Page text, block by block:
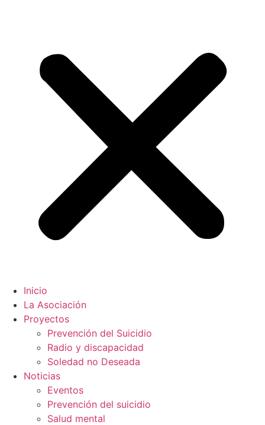
Inicio
La Asociación
Proyectos
Prevención del Suicidio
Radio y discapacidad
Soledad no Deseada
Noticias
Eventos
Prevención del suicidio
Salud mental